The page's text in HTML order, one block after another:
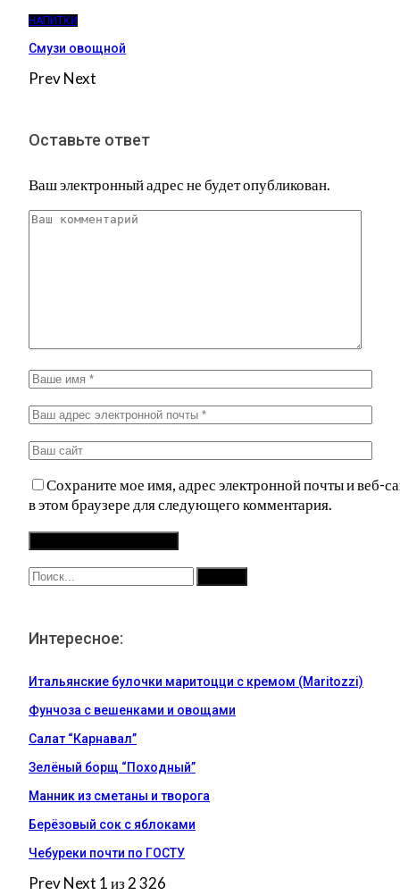
НАПИТКИ
Смузи овощной
PrevNext
Оставьте ответ
Ваш электронный адрес не будет опубликован.
Сохраните мое имя, адрес электронной почты и веб-
в этом браузере для следующего комментария.
Интересное:
Итальянские булочки маритоцци с кремом (Maritozzi)
Фунчоза с вешенками и овощами
Салат “Карнавал”
Зелёный борщ “Походный”
Манник из сметаны и творога
Берёзовый сок с яблоками
Чебуреки почти по ГОСТУ
PrevNext 1 из 2 326